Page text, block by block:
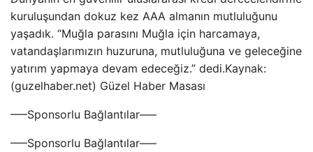
kuruluşundan dokuz kez AAA almanın mutluluğunu
yaşadık. “Muğla parasını Muğla için harcamaya,
vatandaşlarımızın huzuruna, mutluluğuna ve geleceğine
yatırım yapmaya devam edeceğiz.” dedi.Kaynak:
(guzelhaber.net) Güzel Haber Masası
—–Sponsorlu Bağlantılar—–
—–Sponsorlu Bağlantılar—–